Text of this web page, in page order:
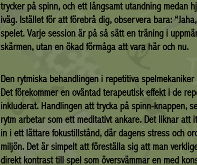
trycker på spinn, och ett långsamt utandning medan
iväg. Istället för att förebrå dig, observera bara:
spelet. Varje session är på så sätt en träning i
skärmen, utan en ökad förmåga att vara här och nu.
Den rytmiska behandlingen i repetitiva spelmekaniker
Det förekommer en oväntad terapeutisk effekt i de
inkluderat. Handlingen att trycka på spinn-knappen,
rytm arbetar som ett meditativt ankare. Det liknar
in i ett lättare fokustillstånd, där dagens stress och
miljön. Det är simpelt att föreställa sig att man
direkt kontrast till spel som översvämmar en med